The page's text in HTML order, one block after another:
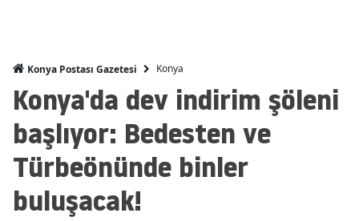
Muş
Nevşehir
Niğde
Konya Postası Gazetesi Konya
Konya'da dev indirim şöleni
başlıyor: Bedesten ve
Türbeönünde binler
buluşacak!